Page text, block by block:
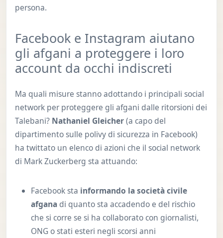
persona.
Facebook e Instagram aiutano
gli afgani a proteggere i loro
account da occhi indiscreti
Ma quali misure stanno adottando i principali social
network per proteggere gli afgani dalle ritorsioni dei
Talebani?Nathaniel Gleicher(a capo del
dipartimento sulle polivy di sicurezza in Facebook)
ha twittato un elenco di azioni che il social network
di Mark Zuckerberg sta attuando:
Facebook sta informando la società civile
afganadi quanto sta accadendo e del rischio
che si corre se si ha collaborato con giornalisti,
ONG o stati esteri negli scorsi anni